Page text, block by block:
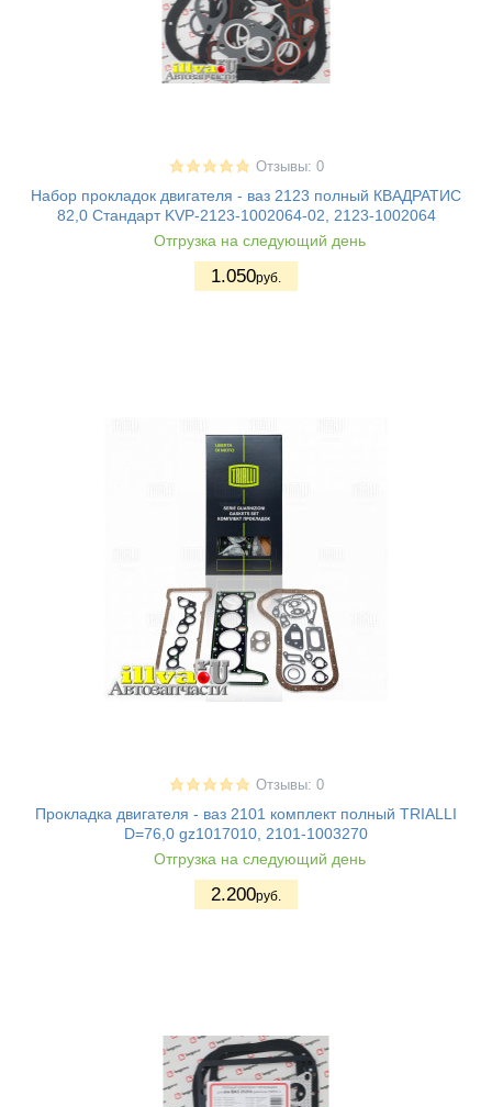
Отзывы: 0
Набор прокладок двигателя - ваз 2123 полный КВАДРАТИС
82,0 Стандарт KVP-2123-1002064-02, 2123-1002064
Отгрузка на следующий день
1.050руб.
Отзывы: 0
Прокладка двигателя - ваз 2101 комплект полный TRIALLI
D=76,0 gz1017010, 2101-1003270
Отгрузка на следующий день
2.200руб.